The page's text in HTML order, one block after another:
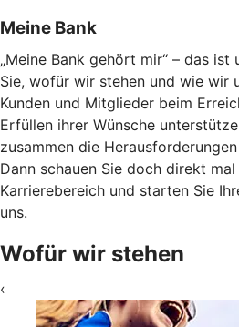
Meine Bank
„Meine Bank gehört mir“ – das
Sie, wofür wir stehen und wie wir
Kunden und Mitglieder beim
Erfüllen ihrer Wünsche
zusammen die
Dann schauen Sie doch direkt mal
Karrierebereich und starten Sie
uns.
Wofür wir stehen
‹